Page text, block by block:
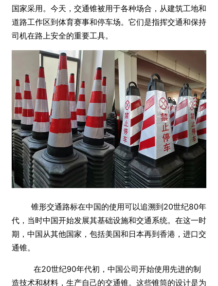
国家采用。今天，交通锥被用于各种场合，从建筑工地和
道路工作区到体育赛事和停车场。它们是指挥交通和保持
司机在路上安全的重要工具。
锥形交通路标在中国的使用可以追溯到20世纪80年
代，当时中国开始发展其基础设施和交通系统。在这一时
期，中国从其他国家，包括美国和日本再到香港，进口交
通锥。
在20世纪90年代初，中国公司开始使用先进的制
造技术和材料，生产自己的交通锥。这些锥筒的设计是为